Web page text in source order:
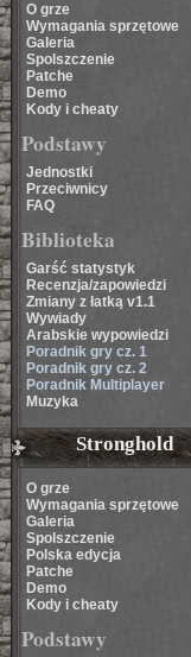
O grze
Wymagania sprzętowe
Galeria
Spolszczenie
Patche
Demo
Kody i cheaty
Podstawy
Jednostki
Przeciwnicy
FAQ
Biblioteka
Garść statystyk
Recenzja/zapowiedzi
Zmiany z łatką v1.1
Wywiady
Arabskie wypowiedzi
Poradnik gry cz. 1
Poradnik gry cz. 2
Poradnik Multiplayer
Muzyka
Stronghold
O grze
Wymagania sprzętowe
Galeria
Spolszczenie
Polska edycja
Patche
Demo
Kody i cheaty
Podstawy